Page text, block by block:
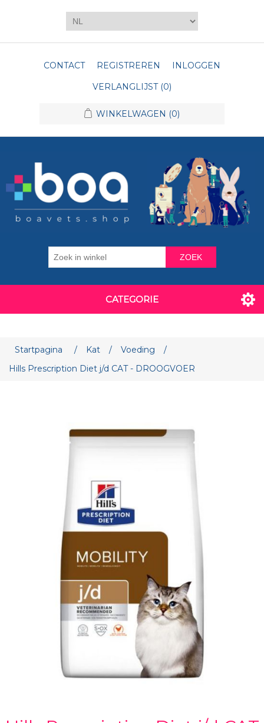
CONTACT REGISTREREN
INLOGGEN
VERLANGLIJST (0)
WINKELWAGEN (0)
ZOEK
CATEGORIE
Startpagina / Kat / Voeding
/
Hills Prescription Diet j/d CAT - DROOGVOER